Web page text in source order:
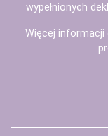
wypełnionych
Więcej